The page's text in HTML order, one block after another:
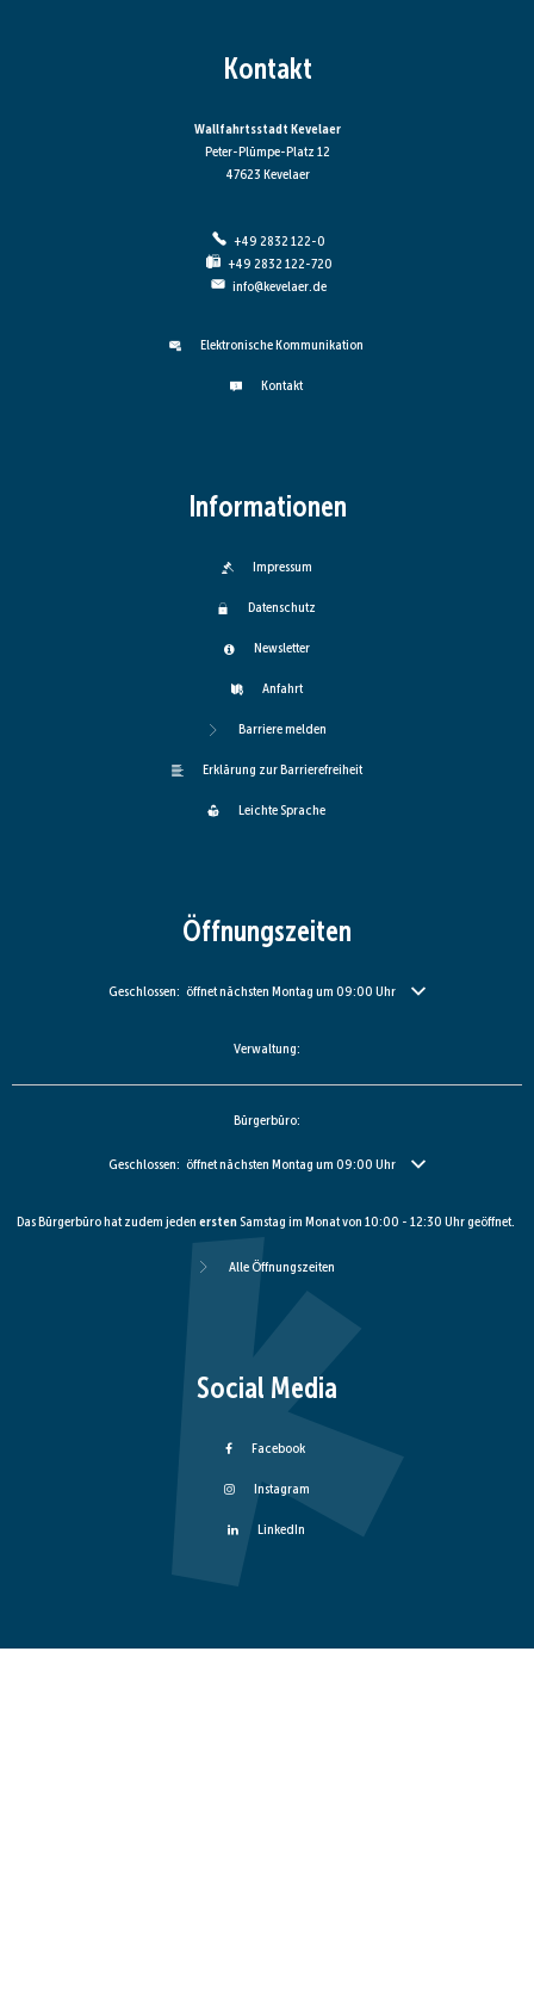
Kontakt
Wallfahrtsstadt Kevelaer
Peter-Plümpe-Platz 12
47623 Kevelaer
+49 2832 122-0
+49 2832 122-720
info@kevelaer.de
Elektronische Kommunikation
Kontakt
Informationen
Impressum
Datenschutz
Newsletter
Anfahrt
Barriere melden
Erklärung zur Barrierefreiheit
Leichte Sprache
Öffnungszeiten
Klicken, um weitere Öffnungs- oder Schließzeiten auszublenden
Geschlossen: öffnet nächsten Montag um 09:00 Uhr
Verwaltung:
Bürgerbüro:
Klicken, um weitere Öffnungs- oder Schließzeiten auszublenden
Geschlossen: öffnet nächsten Montag um 09:00 Uhr
Das Bürgerbüro hat zudem jeden erstenSamstag im Monat von 10:00 - 12:30 Uhr geöffnet.
Alle Öffnungszeiten
Social Media
Facebook
Instagram
LinkedIn